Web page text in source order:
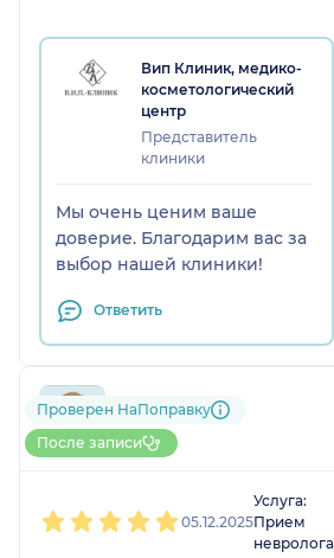
Вип Клиник, медико-
косметологический
центр
Представитель
клиники
Мы очень ценим ваше
доверие. Благодарим вас за
выбор нашей клиники!
Ответить
792....@....ru
1 отзыв
Проверен НаПоправку
После записи
05.12.2025
Услуга:
Прием
невролога